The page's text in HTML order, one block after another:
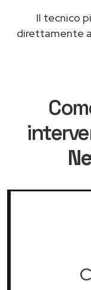
Il tecnico
direttamente